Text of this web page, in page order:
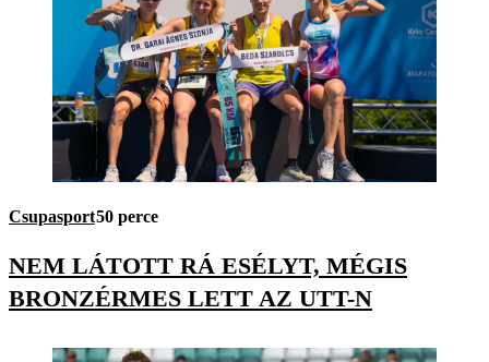
Csupasport50 perce
NEM LÁTOTT RÁ ESÉLYT, MÉGIS
BRONZÉRMES LETT AZ UTT-N